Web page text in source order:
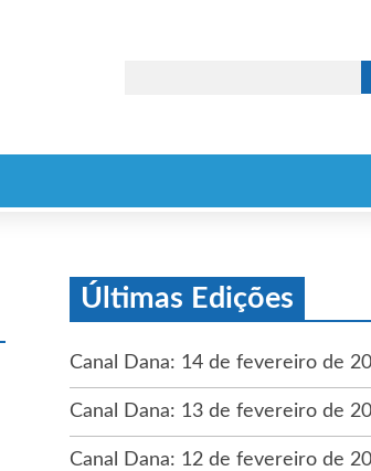
Últimas Edições
Canal Dana: 14 de fevereiro de
Canal Dana: 13 de fevereiro de
Canal Dana: 12 de fevereiro de